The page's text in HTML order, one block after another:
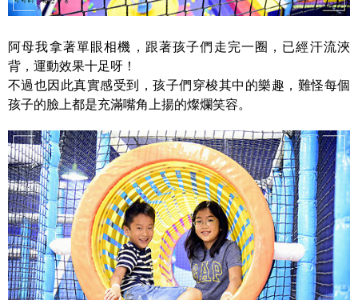
阿母我拿著單眼相機，跟著孩子們走完一圈，已經汗流浹
背，運動效果十足呀！
不過也因此真實感受到，孩子們穿梭其中的樂趣，難怪每個
孩子的臉上都是充滿嘴角上揚的燦爛笑容。